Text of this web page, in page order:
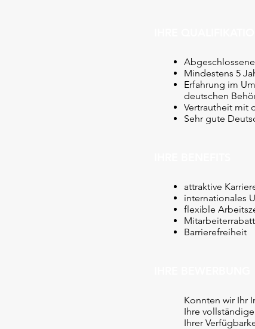
Mindestens 5
Erfahrung im
deutschen
Vertrautheit mit
Sehr gute
attraktive
internationales
flexible
Barrierefreiheit
Konnten wir Ihr
Ihre
Ihrer